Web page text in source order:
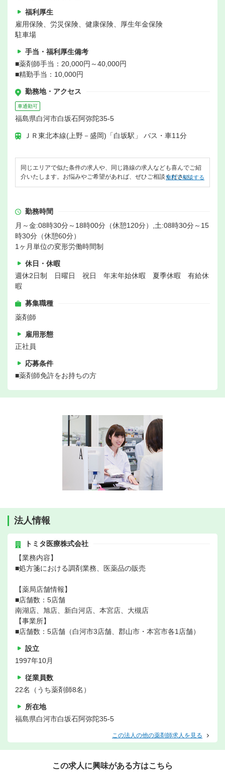
福利厚生
雇用保険、労災保険、健康保険、厚生年金保険
駐車場
手当・福利厚生備考
■薬剤師手当：20,000円～40,000円
■精勤手当：10,000円
勤務地・アクセス
車通勤可
福島県白河市白坂石阿弥陀35-5
ＪＲ東北本線(上野－盛岡)「白坂駅」 バス・車11分
同じエリアで似た条件の求人や、同じ路線の求人なども喜んでご紹
介いたします。お悩みやご希望があれば、ぜひご相談ください。
無料で相談する
勤務時間
月～金:08時30分～18時00分（休憩120分）,土:08時30分～15
時30分（休憩60分）
1ヶ月単位の変形労働時間制
休日・休暇
週休2日制 日曜日 祝日 年末年始休暇 夏季休暇 有給休
暇
募集職種
薬剤師
雇用形態
正社員
応募条件
■薬剤師免許をお持ちの方
法人情報
トミタ医療株式会社
【業務内容】
■処方箋における調剤業務、医薬品の販売
【薬局店舗情報】
■店舗数：5店舗
南湖店、旭店、新白河店、本宮店、大槻店
【事業所】
■店舗数：5店舗（白河市3店舗、郡山市・本宮市各1店舗）
設立
1997年10月
従業員数
22名（うち薬剤師8名）
所在地
福島県白河市白坂石阿弥陀35-5
この法人の他の薬剤師求人を見る
この求人に興味がある方はこちら